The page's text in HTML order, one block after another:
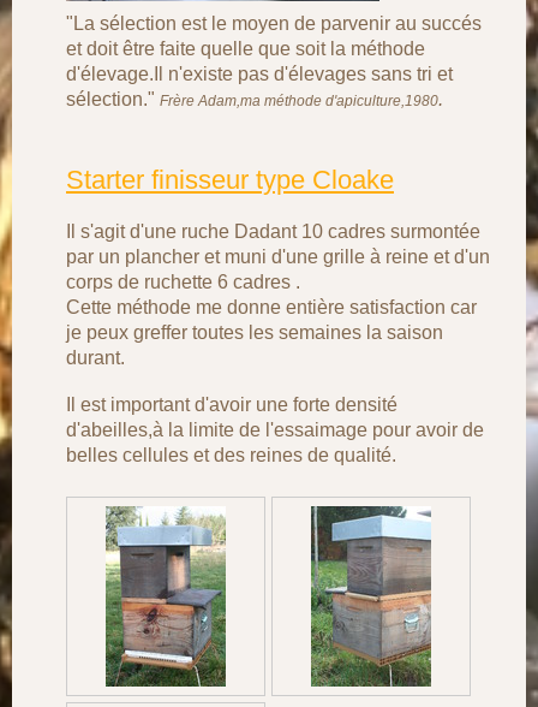
"La sélection est le moyen de parvenir au succés
et doit être faite quelle que soit la méthode
d'élevage.Il n'existe pas d'élevages sans tri et
sélection." Frère Adam,ma méthode d'apiculture,1980.
Starter finisseur type Cloake
Il s'agit d'une ruche Dadant 10 cadres surmontée
par un plancher et muni d'une grille à reine et d'un
corps de ruchette 6 cadres .
Cette méthode me donne entière satisfaction car
je peux greffer toutes les semaines la saison
durant.
Il est important d'avoir une forte densité
d'abeilles,à la limite de l'essaimage pour avoir de
belles cellules et des reines de qualité.